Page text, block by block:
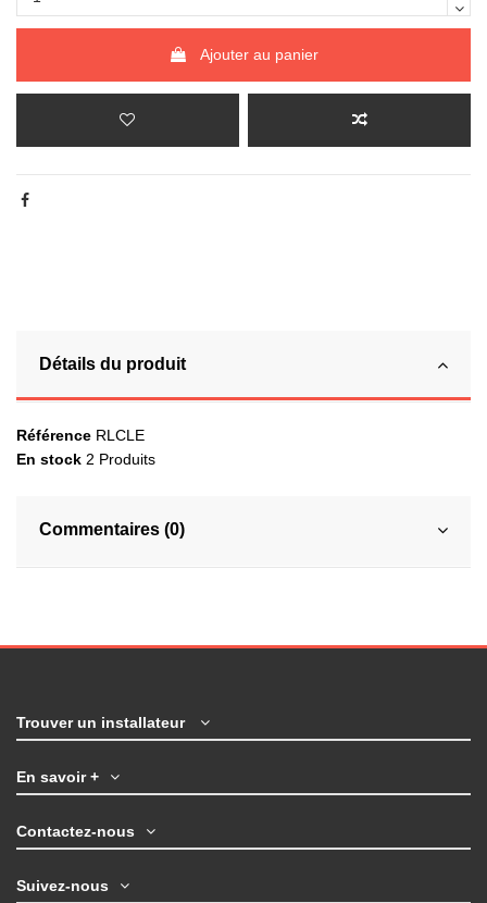
Ajouter au panier
Détails du produit
Référence RLCLE
En stock 2 Produits
Commentaires (0)
Trouver un installateur
En savoir +
Contactez-nous
Suivez-nous